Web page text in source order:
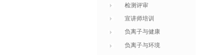
检测评审
宣讲师培训
负离子与健康
负离子与环境